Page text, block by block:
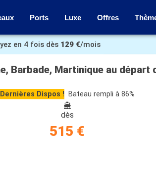
Ports Luxe Offres
en 4 fois dès 129 €/mois
Barbade, Martinique au départ
Dernières Dispos ! Bateau rempli à 86%
dès
515 €